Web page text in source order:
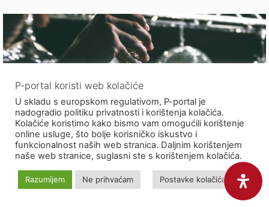
Organizacija korporativnih proslava i
njihov značaj za zaposlene
P-portal koristi web kolačiće
U skladu s europskom regulativom, P-portal je
nadogradio politiku privatnosti i korištenja kolačića.
Kolačiće koristimo kako bismo vam omogućili korištenje
online usluge, što bolje korisničko iskustvo i
funkcionalnost naših web stranica. Daljnim korištenjem
naše web stranice, suglasni ste s korištenjem kolačića.
Razumijem Ne prihvaćam Postavke kolačića